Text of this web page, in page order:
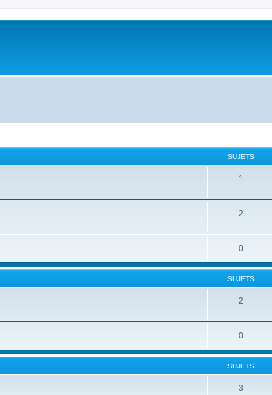
SUJETS
1
2
0
SUJETS
2
0
SUJETS
3